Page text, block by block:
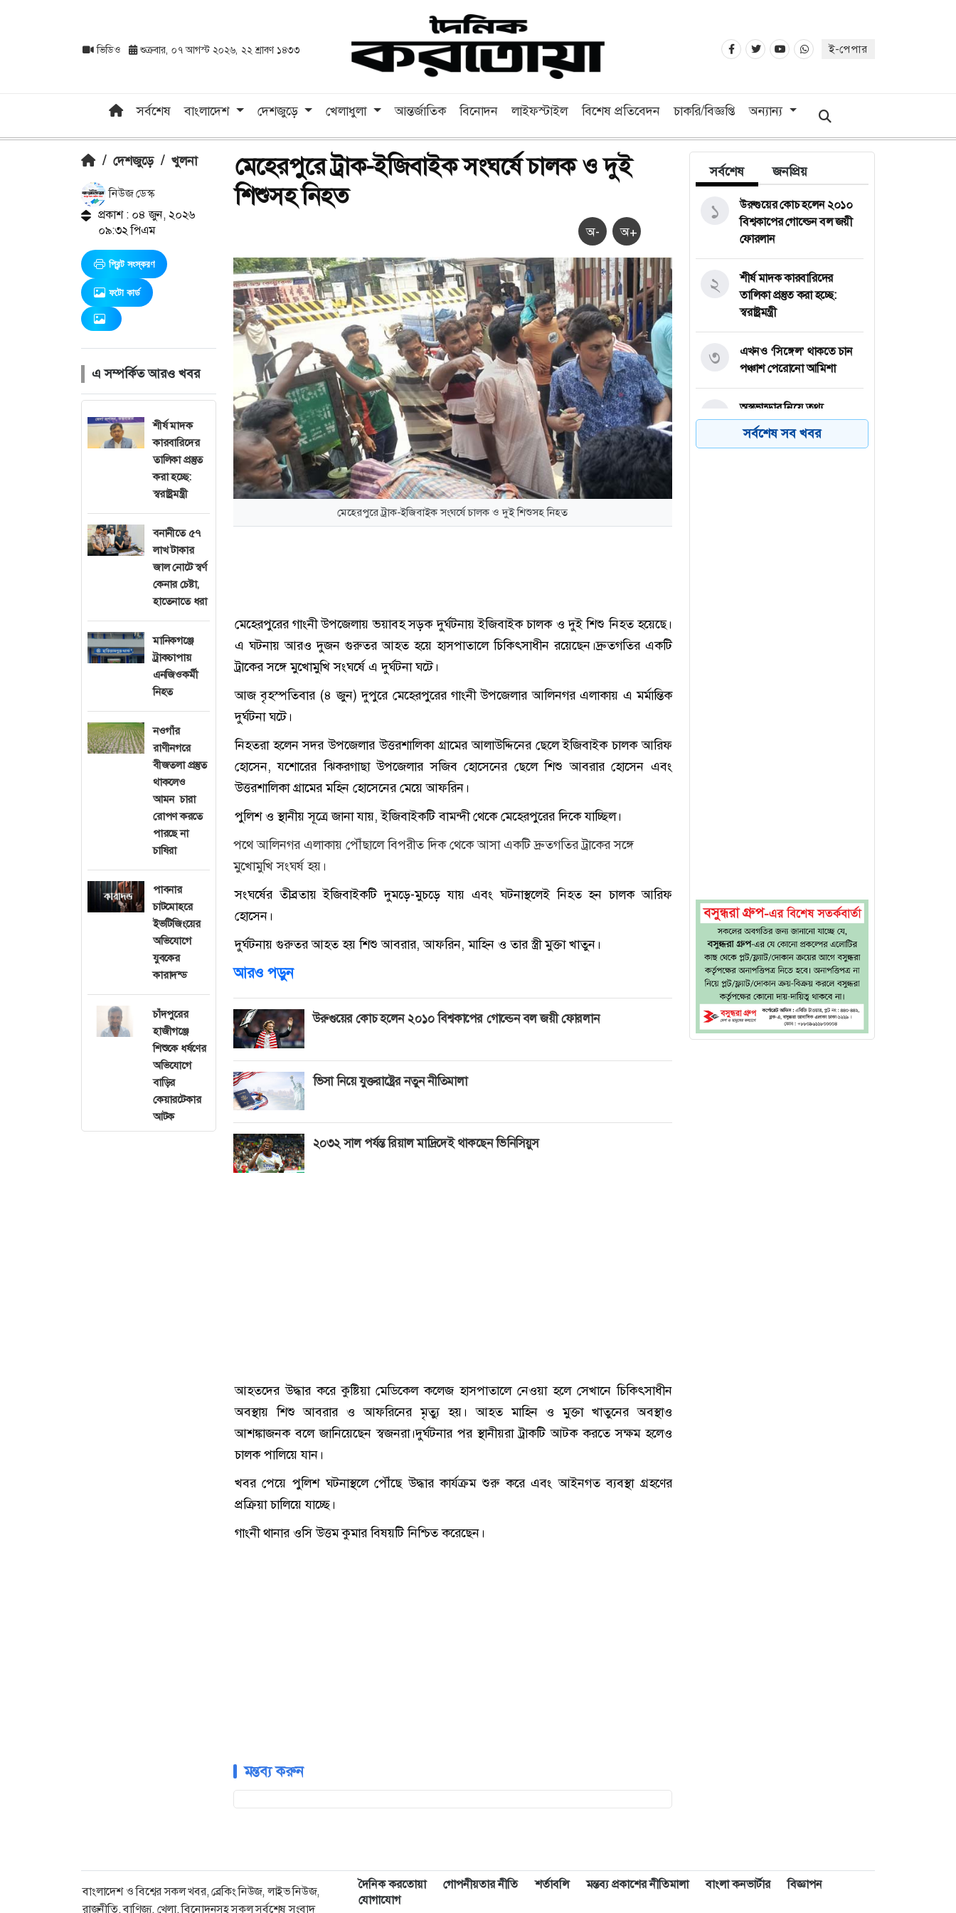
ভিডিও শুক্রবার, ০৭ আগস্ট ২০২৬, ২২ শ্রাবণ ১৪৩৩ ই-পেপার
সর্বশেষ বাংলাদেশ দেশজুড়ে খেলাধুলা আন্তর্জাতিক বিনোদন লাইফস্টাইল বিশেষ প্রতিবেদন চাকরি/বিজ্ঞপ্তি অন্যান্য
/ দেশজুড়ে / খুলনা
নিউজ ডেস্ক
প্রকাশ : ০৪ জুন, ২০২৬
০৯:৩২ পিএম
প্রিন্ট সংস্করণ
ফটো কার্ড
এ সম্পর্কিত আরও খবর
শীর্ষ মাদক
কারবারিদের
তালিকা প্রস্তুত
করা হচ্ছে:
স্বরাষ্ট্রমন্ত্রী
বনানীতে ৫৭
লাখ টাকার
জাল নোটে স্বর্ণ
কেনার চেষ্টা,
হাতেনাতে ধরা
মানিকগঞ্জে
ট্রাকচাপায়
এনজিওকর্মী
নিহত
নওগাঁর
রাণীনগরে
বীজতলা প্রস্তুত
থাকলেও
আমন চারা
রোপণ করতে
পারছে না
চাষিরা
পাবনার
চাটমোহরে
ইভটিজিংয়ের
অভিযোগে
যুবকের
কারাদন্ড
চাঁদপুরের
হাজীগঞ্জে
শিশুকে ধর্ষণের
অভিযোগে
বাড়ির
কেয়ারটেকার
আটক
মেহেরপুরে ট্রাক-ইজিবাইক সংঘর্ষে চালক ও দুই
শিশুসহ নিহত
অ- অ+
মেহেরপুরে ট্রাক-ইজিবাইক সংঘর্ষে চালক ও দুই শিশুসহ নিহত
মেহেরপুরের গাংনী উপজেলায় ভয়াবহ সড়ক দুর্ঘটনায় ইজিবাইক চালক ও দুই শিশু নিহত হয়েছে।
এ ঘটনায় আরও দুজন গুরুতর আহত হয়ে হাসপাতালে চিকিৎসাধীন রয়েছেন।দ্রুতগতির একটি
ট্রাকের সঙ্গে মুখোমুখি সংঘর্ষে এ দুর্ঘটনা ঘটে।
আজ বৃহস্পতিবার (৪ জুন) দুপুরে মেহেরপুরের গাংনী উপজেলার আলিনগর এলাকায় এ মর্মান্তিক
দুর্ঘটনা ঘটে।
নিহতরা হলেন সদর উপজেলার উত্তরশালিকা গ্রামের আলাউদ্দিনের ছেলে ইজিবাইক চালক আরিফ
হোসেন, যশোরের ঝিকরগাছা উপজেলার সজিব হোসেনের ছেলে শিশু আবরার হোসেন এবং
উত্তরশালিকা গ্রামের মহিন হোসেনের মেয়ে আফরিন।
পুলিশ ও স্থানীয় সূত্রে জানা যায়, ইজিবাইকটি বামন্দী থেকে মেহেরপুরের দিকে যাচ্ছিল।
পথে আলিনগর এলাকায় পৌঁছালে বিপরীত দিক থেকে আসা একটি দ্রুতগতির ট্রাকের সঙ্গে
মুখোমুখি সংঘর্ষ হয়।
সংঘর্ষের তীব্রতায় ইজিবাইকটি দুমড়ে-মুচড়ে যায় এবং ঘটনাস্থলেই নিহত হন চালক আরিফ
হোসেন।
দুর্ঘটনায় গুরুতর আহত হয় শিশু আবরার, আফরিন, মাহিন ও তার স্ত্রী মুক্তা খাতুন।
আরও পড়ুন
উরুগুয়ের কোচ হলেন ২০১০ বিশ্বকাপের গোল্ডেন বল জয়ী ফোরলান
ভিসা নিয়ে যুক্তরাষ্ট্রের নতুন নীতিমালা
২০৩২ সাল পর্যন্ত রিয়াল মাদ্রিদেই থাকছেন ভিনিসিয়ুস
আহতদের উদ্ধার করে কুষ্টিয়া মেডিকেল কলেজ হাসপাতালে নেওয়া হলে সেখানে চিকিৎসাধীন
অবস্থায় শিশু আবরার ও আফরিনের মৃত্যু হয়। আহত মাহিন ও মুক্তা খাতুনের অবস্থাও
আশঙ্কাজনক বলে জানিয়েছেন স্বজনরা।দুর্ঘটনার পর স্থানীয়রা ট্রাকটি আটক করতে সক্ষম হলেও
চালক পালিয়ে যান।
খবর পেয়ে পুলিশ ঘটনাস্থলে পৌঁছে উদ্ধার কার্যক্রম শুরু করে এবং আইনগত ব্যবস্থা গ্রহণের
প্রক্রিয়া চালিয়ে যাচ্ছে।
গাংনী থানার ওসি উত্তম কুমার বিষয়টি নিশ্চিত করেছেন।
মন্তব্য করুন
সর্বশেষ জনপ্রিয়
উরুগুয়ের কোচ হলেন ২০১০
বিশ্বকাপের গোল্ডেন বল জয়ী
ফোরলান
১
শীর্ষ মাদক কারবারিদের
তালিকা প্রস্তুত করা হচ্ছে:
স্বরাষ্ট্রমন্ত্রী
২
এখনও ‘সিঙ্গেল’ থাকতে চান
পঞ্চাশ পেরোনো আমিশা
৩
অস্ত্রভান্ডার নিয়ে তথ্য
ফাঁসকারীদের কারাদণ্ডের
হুঁশিয়ারি ট্রাম্পের
৪
সর্বশেষ সব খবর
বাংলাদেশ ও বিশ্বের সকল খবর, ব্রেকিং নিউজ, লাইভ নিউজ,
রাজনীতি, বাণিজ্য, খেলা, বিনোদনসহ সকল সর্বশেষ সংবাদ
দৈনিক করতোয়া গোপনীয়তার নীতি শর্তাবলি মন্তব্য প্রকাশের নীতিমালা বাংলা কনভার্টার
বিজ্ঞাপন
যোগাযোগ